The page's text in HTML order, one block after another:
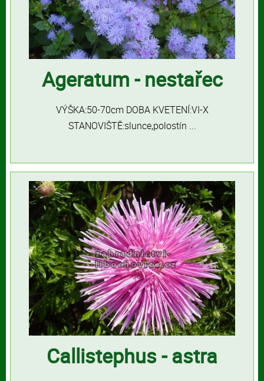
Ageratum - nestařec
VÝŠKA:50-70cm DOBA KVETENÍ:VI-X
STANOVIŠTĚ:slunce,polostín ...
Callistephus - astra